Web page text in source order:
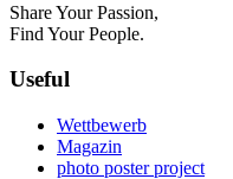
Share Your Passion,
Find Your People.
Useful
Wettbewerb
Magazin
photo poster project